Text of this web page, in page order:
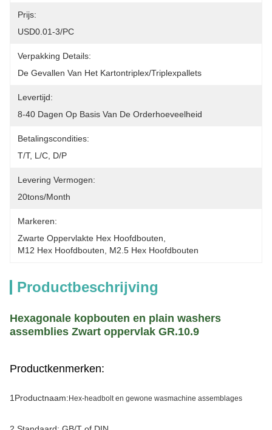
Prijs:
USD0.01-3/PC
Verpakking Details:
De Gevallen Van Het Kartontriplex/triplexpallets
Levertijd:
8-40 Dagen Op Basis Van De Orderhoeveelheid
Betalingscondities:
T/T, L/C, D/P
Levering Vermogen:
20tons/month
Markeren:
Zwarte Oppervlakte Hex Hoofdbouten
M12 Hex Hoofdbouten
M2.5 Hex Hoofdbouten
Productbeschrijving
Hexagonale kopbouten en plain washers
assemblies Zwart oppervlak GR.10.9
Productkenmerken:
1Productnaam: Hex-headbolt en gewone wasmachine assemblages